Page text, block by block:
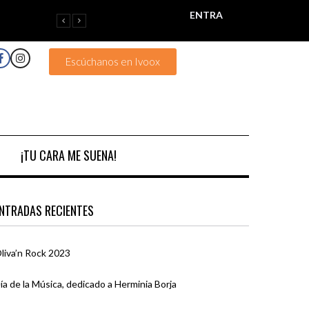
ENTRA
Escúchanos en Ivoox
¡TU CARA ME SUENA!
RECIENTES
Rock 2023
de la Música, dedicado a Herminia Borja